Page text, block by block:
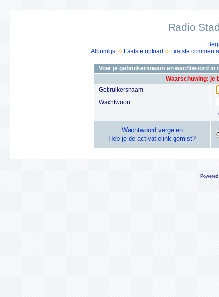
Radio
Albumlijst
Laatste upload Laatste
Voer je gebruikersnaam en wachtwoord in
Waarschuwing: je
Gebruikersnaam
Wachtwoord
Wachtwoord vergeten
Heb je de activatielink gemist?